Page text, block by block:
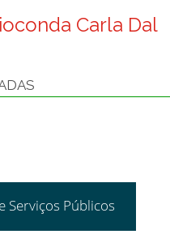
Carla Dal
Serviços Públicos